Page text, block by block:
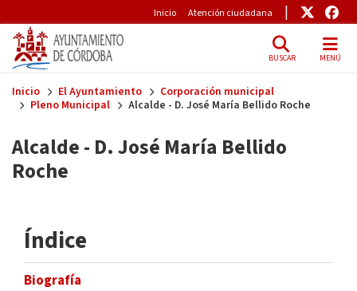
Pre-Header
Inicio Atención ciudadana Enlace
BUSCAR MENÚ
Inicio El Ayuntamiento
Corporación municipal
Pleno Municipal
Alcalde - D. José María Bellido Roche
Alcalde - D. José María Bellido
Roche
Índice
Biografía